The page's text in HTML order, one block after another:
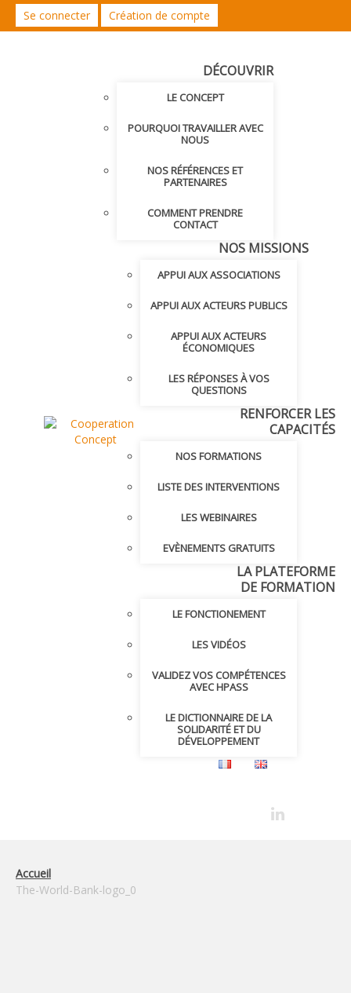
Se connecter Création de compte
DÉCOUVRIR
LE CONCEPT
POURQUOI TRAVAILLER AVEC
NOUS
NOS RÉFÉRENCES ET
PARTENAIRES
COMMENT PRENDRE
CONTACT
NOS MISSIONS
APPUI AUX ASSOCIATIONS
APPUI AUX ACTEURS PUBLICS
APPUI AUX ACTEURS
ÉCONOMIQUES
LES RÉPONSES À VOS
QUESTIONS
RENFORCER LES
CAPACITÉS
NOS FORMATIONS
LISTE DES INTERVENTIONS
LES WEBINAIRES
EVÈNEMENTS GRATUITS
LA PLATEFORME
DE FORMATION
LE FONCTIONEMENT
LES VIDÉOS
VALIDEZ VOS COMPÉTENCES
AVEC HPASS
LE DICTIONNAIRE DE LA
SOLIDARITÉ ET DU
DÉVELOPPEMENT
Accueil
The-World-Bank-logo_0